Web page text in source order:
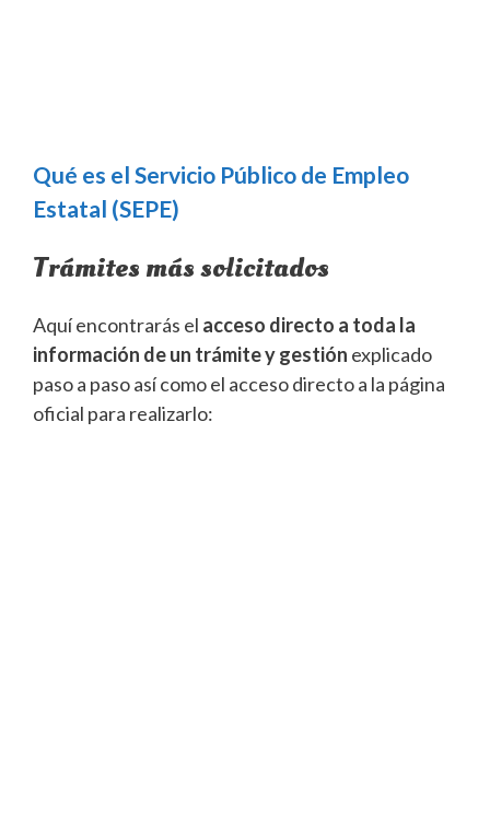
Qué es el Servicio Público de Empleo
Estatal (SEPE)
Trámites más solicitados
Aquí encontrarás el acceso directo a toda la
información de un trámite y gestión explicado
paso a paso así como el acceso directo a la página
oficial para realizarlo: